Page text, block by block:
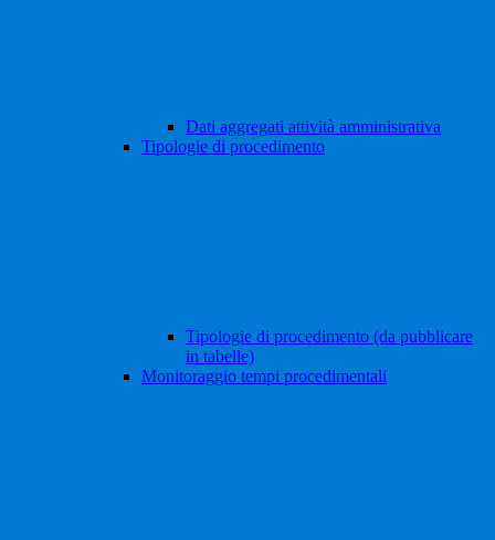
Dati aggregati attività amministrativa
Tipologie di procedimento
Tipologie di procedimento (da pubblicare
in tabelle)
Monitoraggio tempi procedimentali